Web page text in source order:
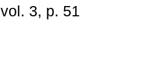
vol. 3, p. 51